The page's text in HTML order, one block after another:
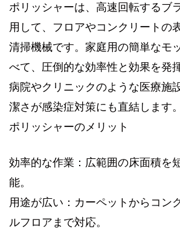
ポリッシャーは、高速回転するブ
用して、フロアやコンクリートの
清掃機械です。家庭用の簡単なモ
べて、圧倒的な効率性と効果を発
病院やクリニックのような医療施
潔さが感染症対策にも直結します。
ポリッシャーのメリット
効率的な作業：広範囲の床面積を
能。
用途が広い：カーペットからコン
ルフロアまで対応。